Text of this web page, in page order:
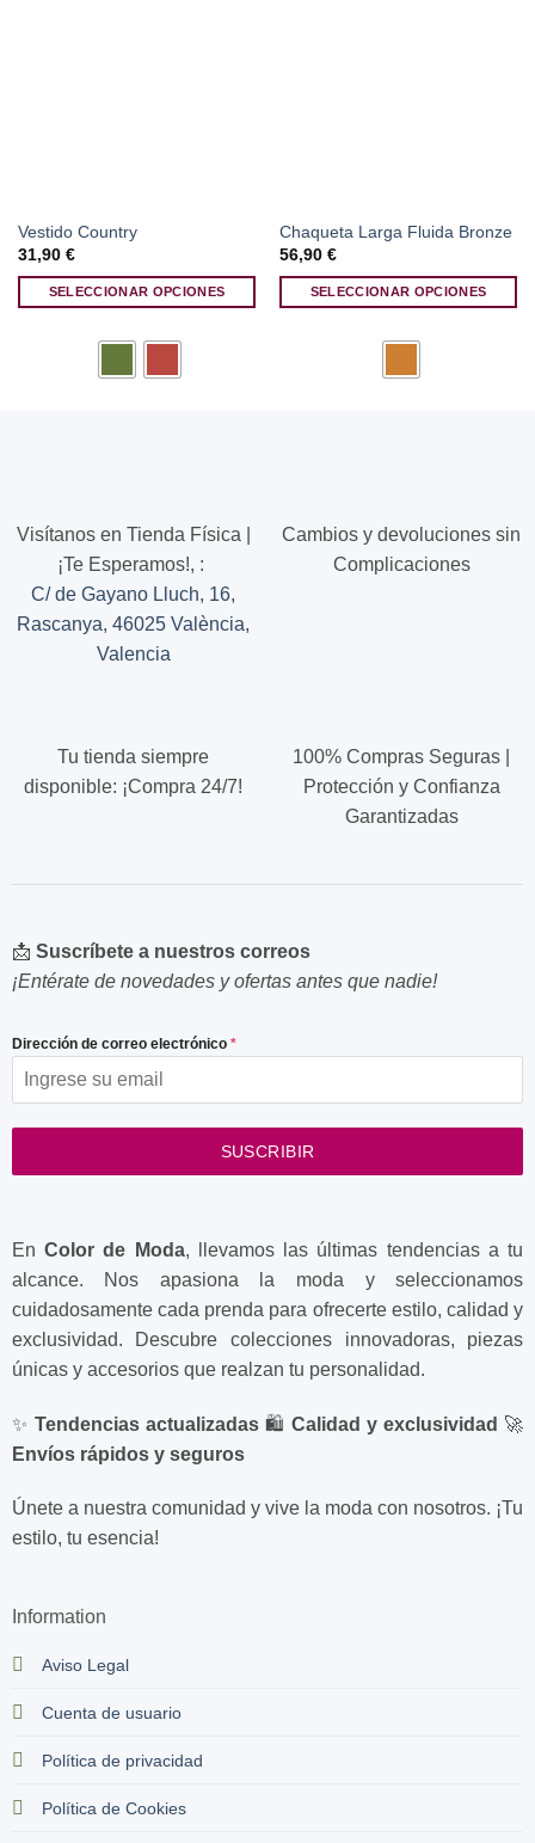
Vestido Country
31,90 €
SELECCIONAR OPCIONES
elegir
página
Chaqueta Larga Fluida Bronze
56,90 €
SELECCIONAR OPCIONES
elegir
Visítanos en Tienda Física |
¡Te Esperamos!, :
C/ de Gayano Lluch, 16,
Rascanya, 46025 València,
Valencia
Cambios y devoluciones sin
Complicaciones
Tu tienda siempre
disponible: ¡Compra 24/7!
100% Compras Seguras |
Protección y Confianza
Garantizadas
EnColor de Moda, llevamos las últimas tendencias a tu
alcance. Nos apasiona la moda y seleccionamos
cuidadosamente cada prenda para ofrecerte estilo, calidad y
exclusividad. Descubre colecciones innovadoras, piezas
únicas y accesorios que realzan tu personalidad.
✨ Tendencias actualizadas🛍️Calidad y exclusividad 🚀
Envíos rápidos y seguros
Únete a nuestra comunidad y vive la moda con nosotros. ¡Tu
estilo, tu esencia!
Information
Aviso Legal
Cuenta de usuario
Política de privacidad
Política de Cookies
📩 Suscríbete a nuestros correos
¡Entérate de novedades y ofertas antes que nadie!
Dirección de correo electrónico *
SUSCRIBIR